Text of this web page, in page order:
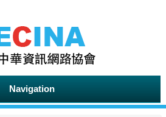
Navigation